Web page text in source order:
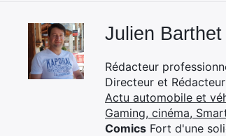
Julien Barthet
Rédacteur
Directeur et
Actu automobile et
Gaming, cinéma,
Comics Fort d'une